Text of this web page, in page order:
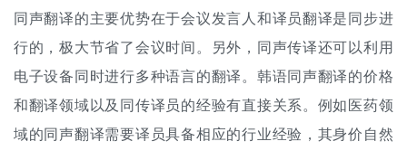
同声翻译的主要优势在于会议发言人和译员翻译是同步进
行的，极大节省了会议时间。另外， 同声传译还可以利用
电子设备同时进行多种语言的翻译。韩语同声翻译的价格
和翻译领域以及同传译员的经验有直接关系。例如医药领
域的同声翻译需要译员具备相应的行业经验，其身价自然